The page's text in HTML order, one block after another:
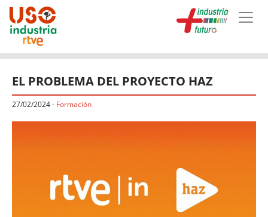
Skip to main content
EL PROBLEMA DEL PROYECTO HAZ
27/02/2024- Formación